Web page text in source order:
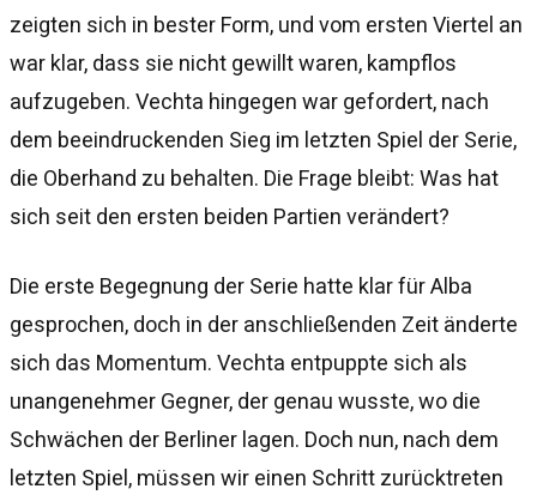
zeigten sich in bester Form, und vom ersten Viertel an
war klar, dass sie nicht gewillt waren, kampflos
aufzugeben. Vechta hingegen war gefordert, nach
dem beeindruckenden Sieg im letzten Spiel der Serie,
die Oberhand zu behalten. Die Frage bleibt: Was hat
sich seit den ersten beiden Partien verändert?
Die erste Begegnung der Serie hatte klar für Alba
gesprochen, doch in der anschließenden Zeit änderte
sich das Momentum. Vechta entpuppte sich als
unangenehmer Gegner, der genau wusste, wo die
Schwächen der Berliner lagen. Doch nun, nach dem
letzten Spiel, müssen wir einen Schritt zurücktreten